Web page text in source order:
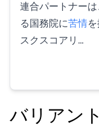
連合パートナー
る国務院に苦情
スクスコアリ…
バリアント